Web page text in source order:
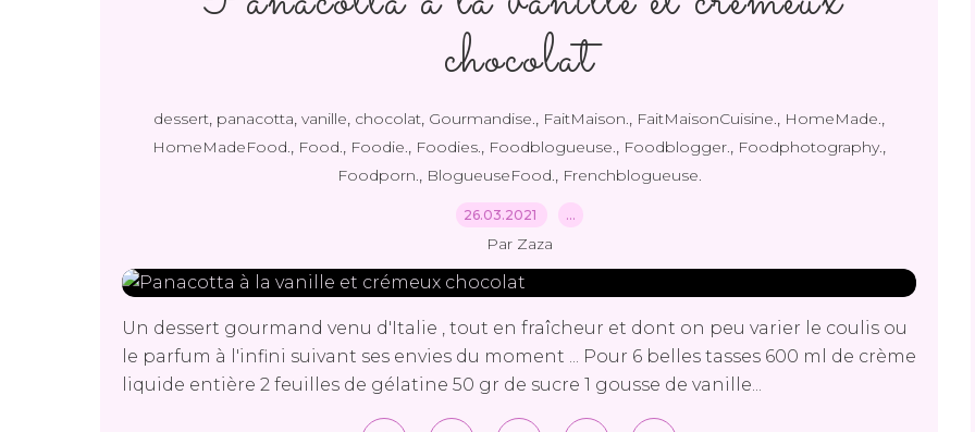
chocolat
dessert, panacotta, vanille, chocolat, Gourmandise., FaitMaison., FaitMaisonCuisine., HomeMade.,
HomeMadeFood., Food., Foodie., Foodies., Foodblogueuse., Foodblogger., Foodphotography.,
Foodporn., BlogueuseFood., Frenchblogueuse.
26.03.2021 …
Par Zaza
Un dessert gourmand venu d'Italie , tout en fraîcheur et dont on peu varier le coulis ou
le parfum à l'infini suivant ses envies du moment ... Pour 6 belles tasses 600 ml de crème
liquide entière 2 feuilles de gélatine 50 gr de sucre 1 gousse de vanille...